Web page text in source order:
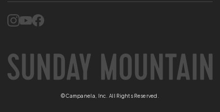
©Campanela, Inc. All Rights Reserved.